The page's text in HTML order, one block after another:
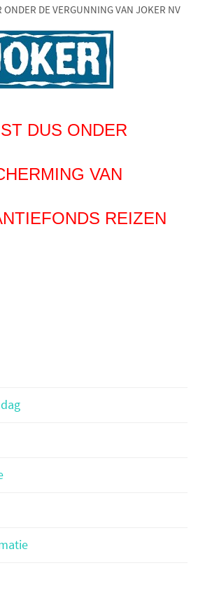
ONDER DE VERGUNNING VAN JOKER NV
DUS ONDER
VAN
REIZEN